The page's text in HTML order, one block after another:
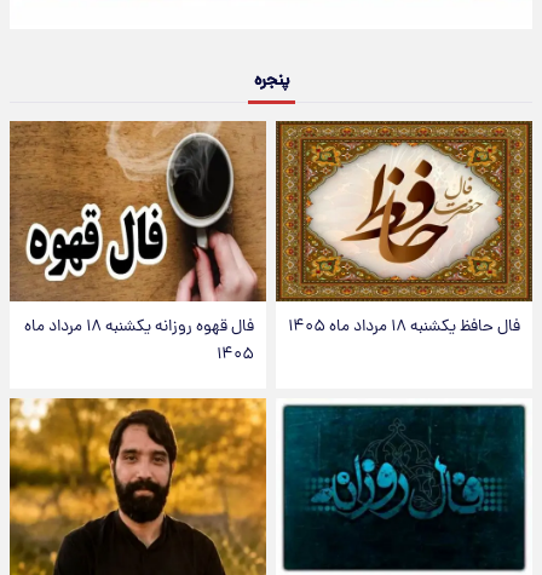
پنجره
فال حافظ یکشنبه ۱۸ مرداد ماه ۱۴۰۵
فال قهوه روزانه یکشنبه ۱۸ مرداد ماه
۱۴۰۵